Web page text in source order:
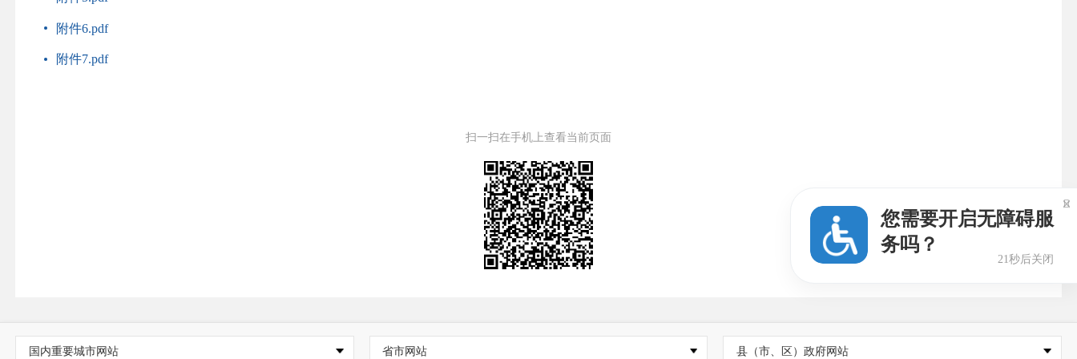
附件6.pdf
附件7.pdf
扫一扫在手机上查看当前页面
国内重要城市网站 省市网站 县（市、区）政府网站
您需要开启无障碍服
务吗？
20秒后关闭
